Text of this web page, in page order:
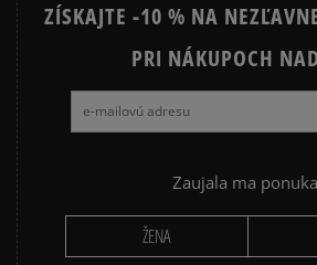
ZÍSKAJTE -10 % NA
PRI NÁKUPOCH
Zaujala ma
ŽENA